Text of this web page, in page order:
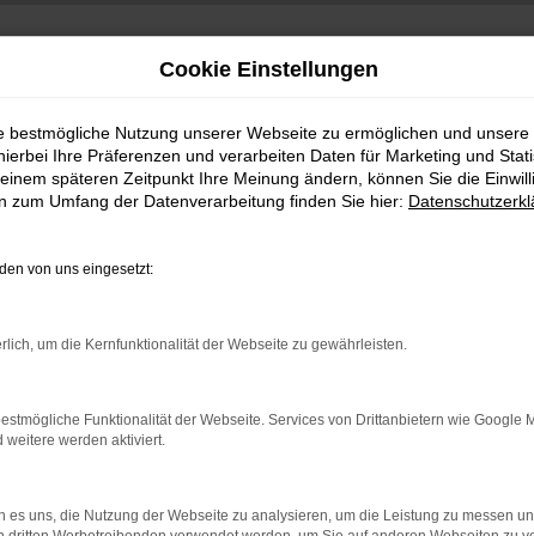
bestimmter Seiten verhindern. Funktioniert die Seite in
beheben.
auf dem neuesten Stand sind.
Cookie Einstellungen
bestmögliche Nutzung unserer Webseite zu ermöglichen und
Ihre Präferenzen und verarbeiten Daten für Marketing und
späteren Zeitpunkt Ihre Meinung ändern, können Sie die
zum Umfang der Datenverarbeitung finden Sie hier:
von uns eingesetzt:
um die Kernfunktionalität der Webseite zu gewährleisten.
Funktionalität der Webseite. Services von Drittanbietern wie Google
weitere werden aktiviert.
es uns, die Nutzung der Webseite zu analysieren, um die Leistung zu messen